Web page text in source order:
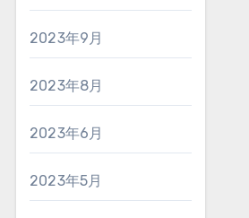
2023年9月
2023年8月
2023年6月
2023年5月